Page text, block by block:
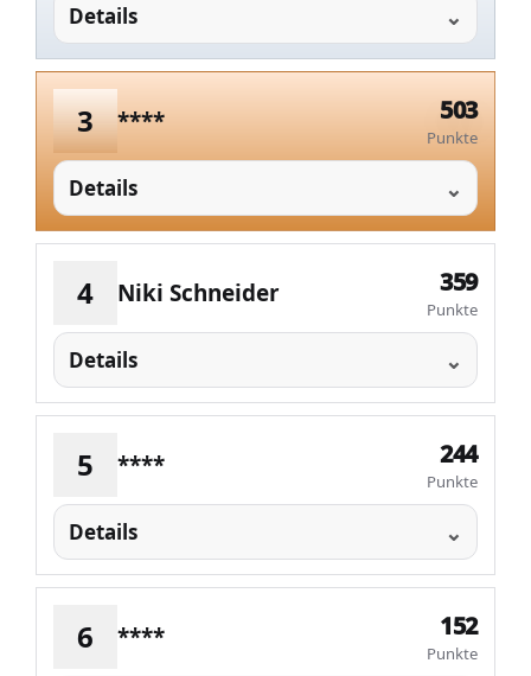
Details
3 **** 503
Punkte
Details
4 Niki Schneider 359
Punkte
Details
5 **** 244
Punkte
Details
6 **** 152
Punkte